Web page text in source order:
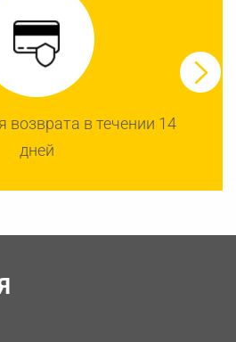
возврата в течении 14
дней